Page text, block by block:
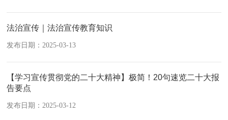
法治宣传｜法治宣传教育知识
发布日期：2025-03-13
【学习宣传贯彻党的二十大精神】极简！20句速览二十大报
告要点​
发布日期：2025-03-12